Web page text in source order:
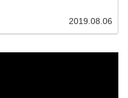
2019.08.06